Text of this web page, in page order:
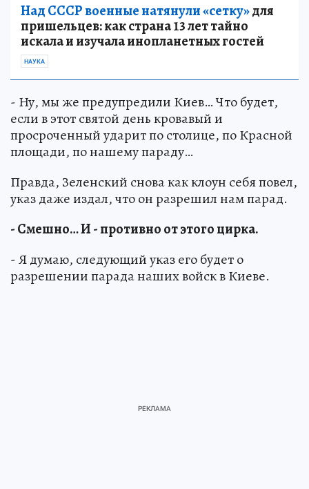
Над СССР военные натянули «сетку»для
пришельцев: как страна 13 лет тайно
искала и изучала инопланетных гостей
НАУКА
- Ну, мы же предупредили Киев… Что будет,
если в этот святой день кровавый и
просроченный ударит по столице, по Красной
площади, по нашему параду…
Правда, Зеленский снова как клоун себя повел,
указ даже издал, что он разрешил нам парад.
- Смешно… И - противно от этого цирка.
- Я думаю, следующий указ его будет о
разрешении парада наших войск в Киеве.